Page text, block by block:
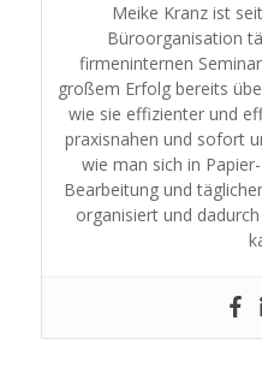
Meike Kranz ist
Büroorganisation
firmeninternen
großem Erfolg bereits
wie sie effizienter und
praxisnahen und sofort
wie man sich in
Bearbeitung und
organisiert und